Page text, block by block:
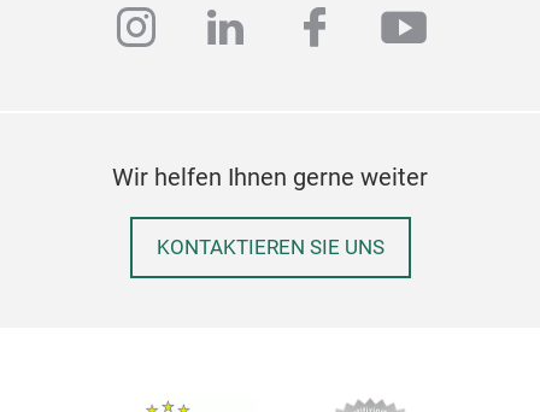
instagram
linkedinfacebook
Wir helfen Ihnen gerne weiter
KONTAKTIEREN SIE UNS